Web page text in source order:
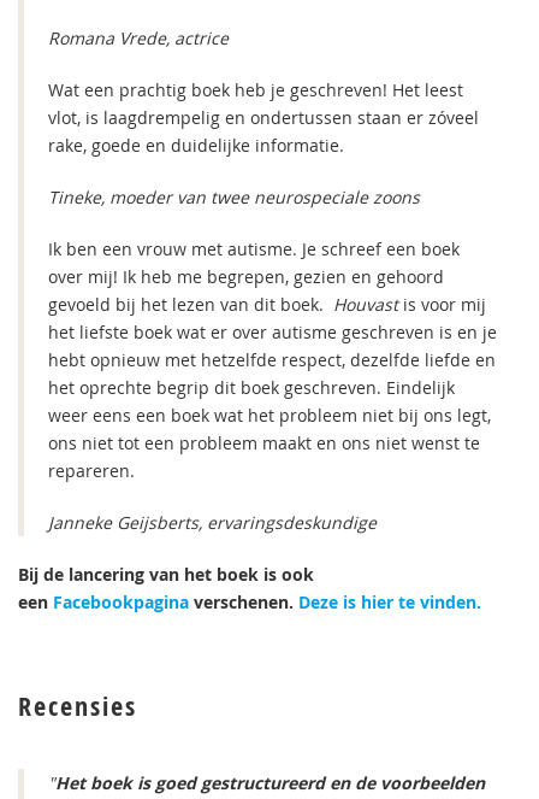
Romana Vrede, actrice
Wat een prachtig boek heb je geschreven! Het leest
vlot, is laagdrempelig en ondertussen staan er zóveel
rake, goede en duidelijke informatie.
Tineke, moeder van twee neurospeciale zoons
Ik ben een vrouw met autisme. Je schreef een boek
over mij! Ik heb me begrepen, gezien en gehoord
gevoeld bij het lezen van dit boek. Houvastis voor mij
het liefste boek wat er over autisme geschreven is en je
hebt opnieuw met hetzelfde respect, dezelfde liefde en
het oprechte begrip dit boek geschreven. Eindelijk
weer eens een boek wat het probleem niet bij ons legt,
ons niet tot een probleem maakt en ons niet wenst te
repareren.
Janneke Geijsberts, ervaringsdeskundige
Bij de lancering van het boek is ook
een Facebookpagina verschenen. Deze is hier te vinden.
Recensies
"Het boek is goed gestructureerd en de voorbeelden